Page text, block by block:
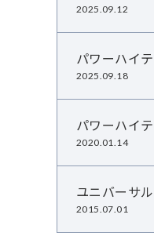
2025.09.12
パワーハイ
2025.09.18
パワーハイ
2020.01.14
ユニバーサ
2015.07.01